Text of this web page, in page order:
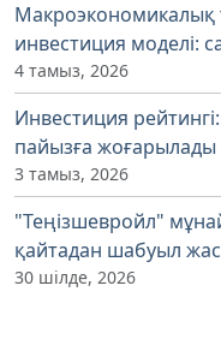
Макроэкономикалық
инвестиция моделі:
4 тамыз, 2026
Инвестиция
пайызға жоғарылады
3 тамыз, 2026
"Теңізшевройл"
қайтадан шабуыл
30 шілде, 2026